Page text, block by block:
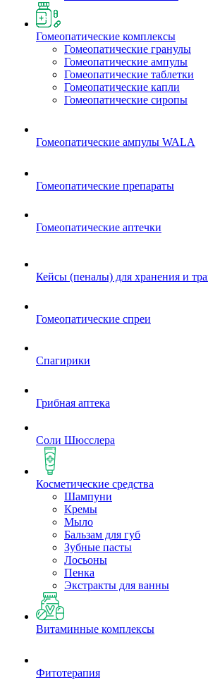
Гомеопатические комплексы
Гомеопатические гранулы
Гомеопатические ампулы
Гомеопатические таблетки
Гомеопатические капли
Гомеопатические сиропы
Гомеопатические ампулы WALA
Гомеопатические препараты
Гомеопатические аптечки
Кейсы (пеналы) для хранения и
Гомеопатические спреи
Спагирики
Грибная аптека
Соли Шюсслера
Косметические средства
Шампуни
Кремы
Мыло
Бальзам для губ
Зубные пасты
Лосьоны
Пенка
Экстракты для ванны
Витаминные комплексы
Фитотерапия